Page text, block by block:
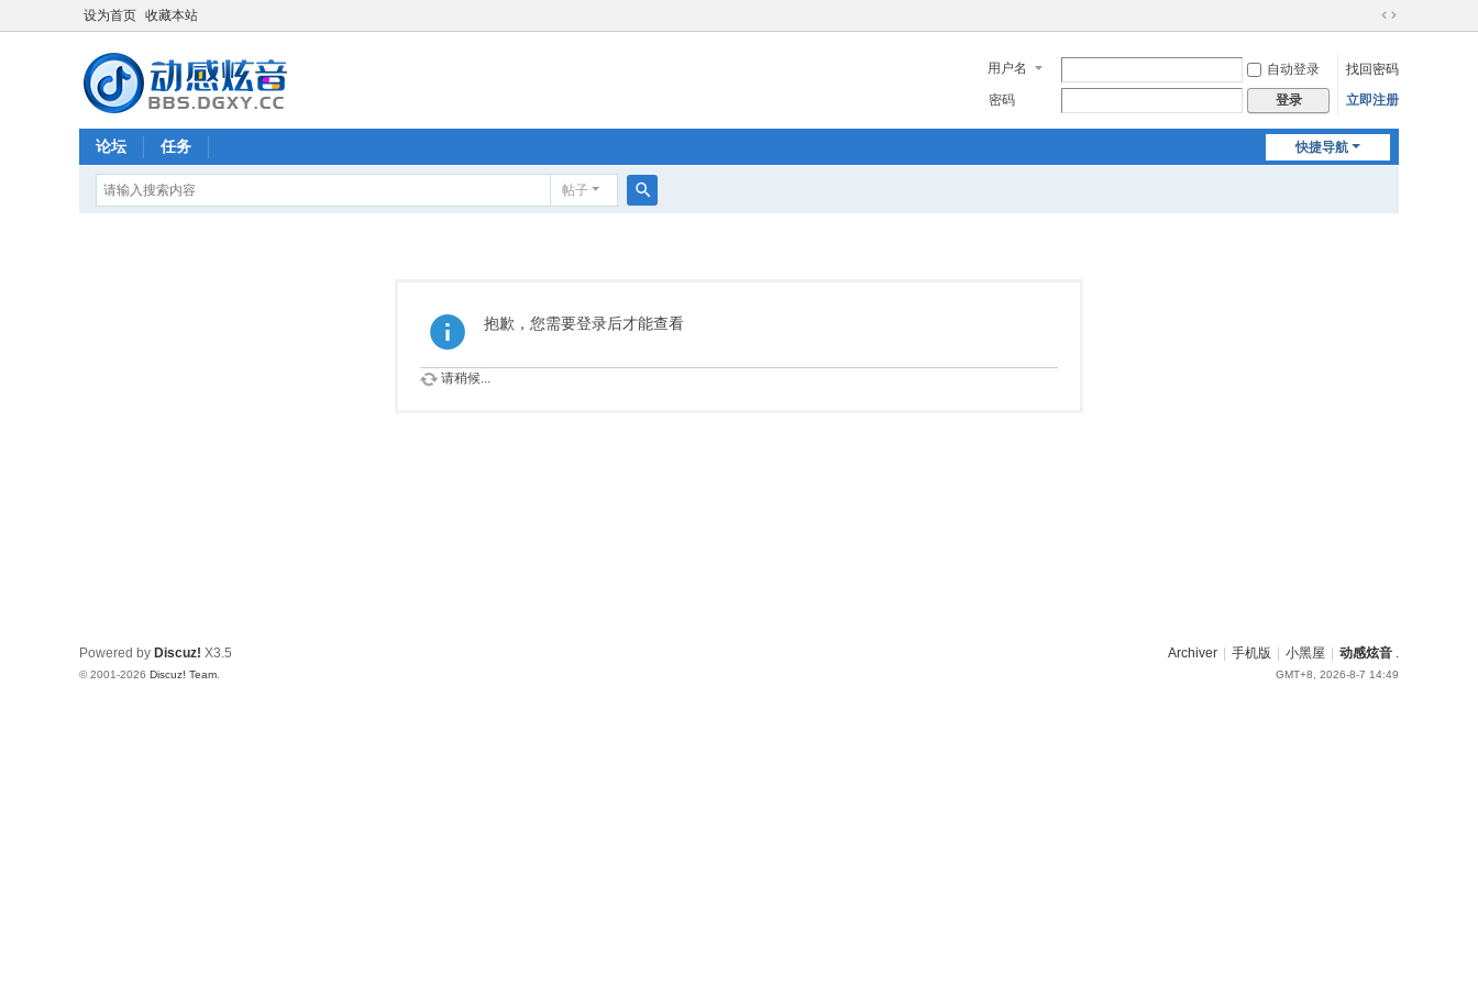
设为首页 收藏本站
切
到
宽
用户名 自动登录
找回密码
密码
登录 立即注册
快捷导航
论坛 任务
帖子
抱歉，您需要登录后才能查看
请稍候...
Archiver 手机版 小黑屋 动感炫音 .
GMT+8, 2026-8-7 14:49
Powered by Discuz! X3.5
© 2001-2026 Discuz! Team